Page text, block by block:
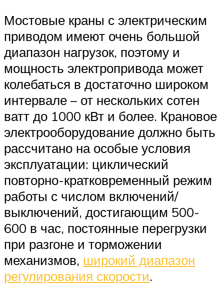
Мостовые краны с электрическим
приводом имеют очень большой
диапазон нагрузок, поэтому и
мощность электропривода может
колебаться в достаточно широком
интервале – от нескольких сотен
ватт до 1000 кВт и более. Крановое
электрооборудование должно быть
рассчитано на особые условия
эксплуатации: циклический
повторно-кратковременный режим
работы с числом включений/
выключений, достигающим 500-
600 в час, постоянные перегрузки
при разгоне и торможении
механизмов, широкий диапазон
регулирования скорости.